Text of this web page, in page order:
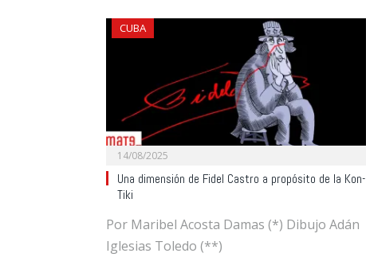
CUBA
14/08/2025
Una dimensión de Fidel Castro a propósito de la Kon-
Tiki
Por Maribel Acosta Damas (*) Dibujo Adán
Iglesias Toledo (**)